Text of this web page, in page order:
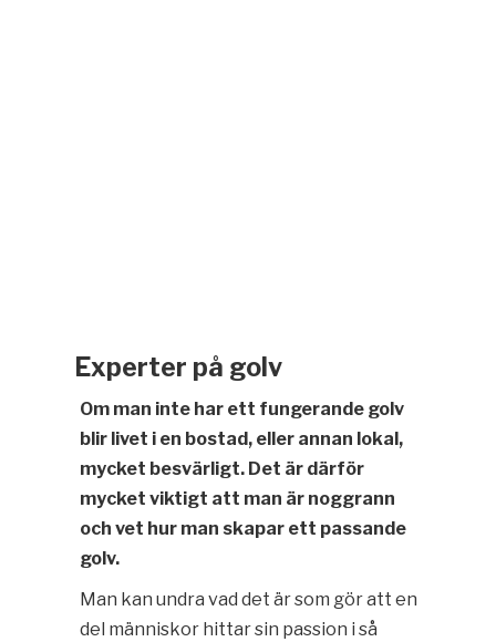
Experter på golv
Om man inte har ett fungerande golv
blir livet i en bostad, eller annan lokal,
mycket besvärligt. Det är därför
mycket viktigt att man är noggrann
och vet hur man skapar ett passande
golv.
Man kan undra vad det är som gör att en
del människor hittar sin passion i så